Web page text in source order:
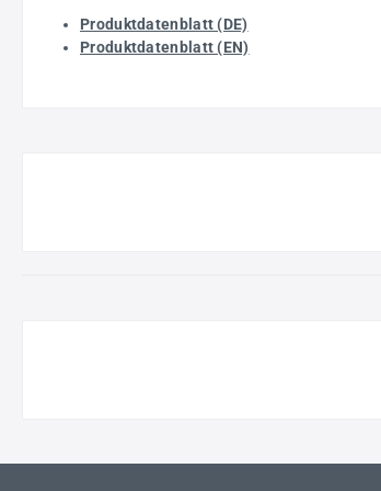
Produktdatenblatt (DE)
Produktdatenblatt (EN)